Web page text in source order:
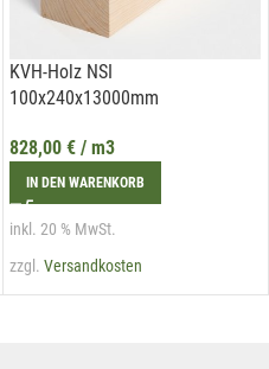
KVH-Holz NSI
100x240x13000mm
828,00 € / m3
IN DEN WARENKORB
inkl. 20 % MwSt.
zzgl. Versandkosten